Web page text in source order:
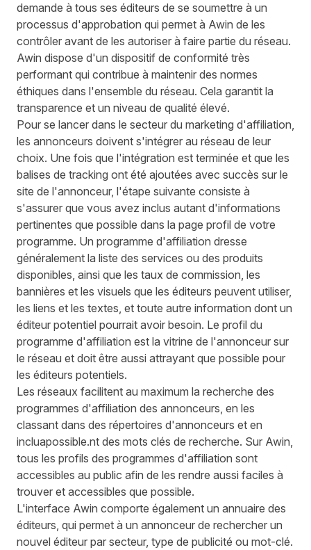
demande à tous ses éditeurs de se soumettre à un
processus d'approbation qui permet à Awin de les
contrôler avant de les autoriser à faire partie du réseau.
Awin dispose d'un dispositif de conformité très
performant qui contribue à maintenir des normes
éthiques dans l'ensemble du réseau. Cela garantit la
transparence et un niveau de qualité élevé.
Pour se lancer dans le secteur du marketing d'affiliation,
les annonceurs doivent s'intégrer au réseau de leur
choix. Une fois que l'intégration est terminée et que les
balises de tracking ont été ajoutées avec succès sur le
site de l'annonceur, l'étape suivante consiste à
s'assurer que vous avez inclus autant d'informations
pertinentes que possible dans la page profil de votre
programme. Un programme d'affiliation dresse
généralement la liste des services ou des produits
disponibles, ainsi que les taux de commission, les
bannières et les visuels que les éditeurs peuvent utiliser,
les liens et les textes, et toute autre information dont un
éditeur potentiel pourrait avoir besoin. Le profil du
programme d'affiliation est la vitrine de l'annonceur sur
le réseau et doit être aussi attrayant que possible pour
les éditeurs potentiels.
Les réseaux facilitent au maximum la recherche des
programmes d'affiliation des annonceurs, en les
classant dans des répertoires d'annonceurs et en
incluapossible.nt des mots clés de recherche. Sur Awin,
tous les profils des programmes d'affiliation sont
accessibles au public afin de les rendre aussi faciles à
trouver et accessibles que possible.
L'interface Awin comporte également un annuaire des
éditeurs, qui permet à un annonceur de rechercher un
nouvel éditeur par secteur, type de publicité ou mot-clé.